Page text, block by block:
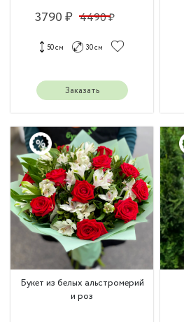
3790 ₽ 4490 ₽
50 см 30 см
Заказать
Букет из белых альстромерий
и роз